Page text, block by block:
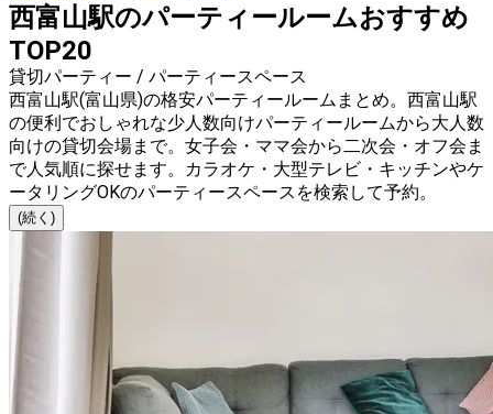
西富山駅のパーティールームおすすめ
TOP20
貸切パーティー / パーティースペース
西富山駅(富山県)の格安パーティールームまとめ。西富山駅
の便利でおしゃれな少人数向けパーティールームから大人数
向けの貸切会場まで。女子会・ママ会から二次会・オフ会ま
で人気順に探せます。カラオケ・大型テレビ・キッチンやケ
ータリングOKのパーティースペースを検索して予約。
(続く)